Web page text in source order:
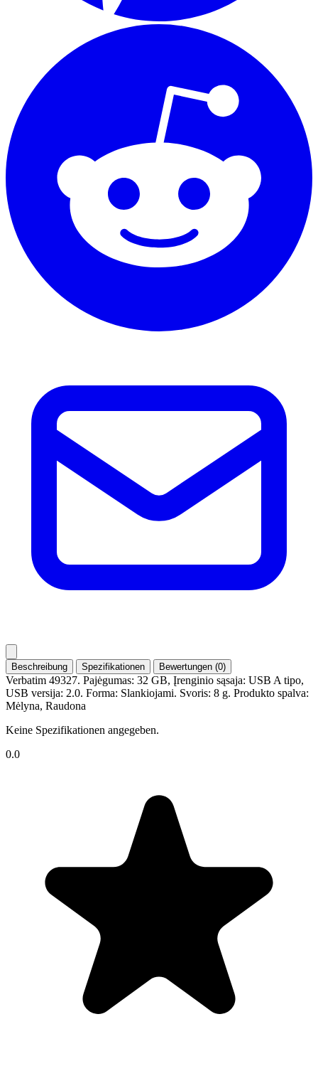
Beschreibung Spezifikationen Bewertungen (0)
Verbatim 49327. Pajėgumas: 32 GB, Įrenginio sąsaja: USB A tipo,
USB versija: 2.0. Forma: Slankiojami. Svoris: 8 g. Produkto spalva:
Mėlyna, Raudona
Keine Spezifikationen angegeben.
0.0